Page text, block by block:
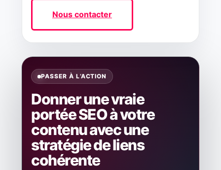
Nous contacter
PASSER À L’ACTION
Donner une vraie
portée SEO à votre
contenu avec une
stratégie de liens
cohérente